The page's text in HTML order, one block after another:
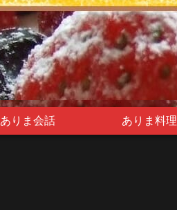
ありま会話 ありま料理